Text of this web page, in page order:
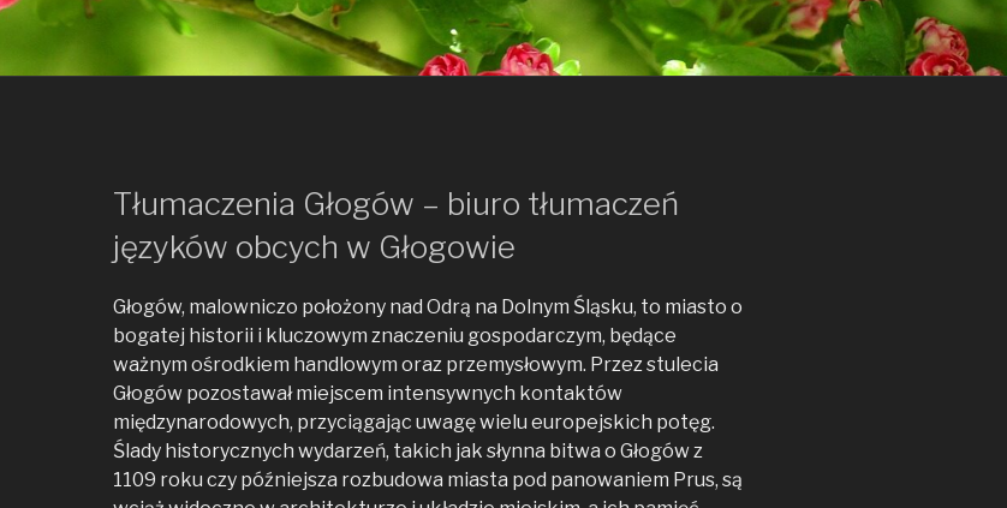
Tłumaczenia Głogów – biuro tłumaczeń
języków obcych w Głogowie
Głogów, malowniczo położony nad Odrą na Dolnym Śląsku, to miasto o
bogatej historii i kluczowym znaczeniu gospodarczym, będące
ważnym ośrodkiem handlowym oraz przemysłowym. Przez stulecia
Głogów pozostawał miejscem intensywnych kontaktów
międzynarodowych, przyciągając uwagę wielu europejskich potęg.
Ślady historycznych wydarzeń, takich jak słynna bitwa o Głogów z
1109 roku czy późniejsza rozbudowa miasta pod panowaniem Prus, są